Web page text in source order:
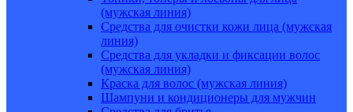
(мужская линия)
Средства для очистки кожи лица (мужская
линия)
Средства для укладки и фиксации волос
(мужская линия)
Краска для волос (мужская линия)
Шампуни и кондиционеры для мужчин